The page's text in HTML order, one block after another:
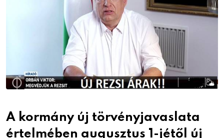
A kormány új törvényjavaslata
értelmében augusztus 1-jétől új